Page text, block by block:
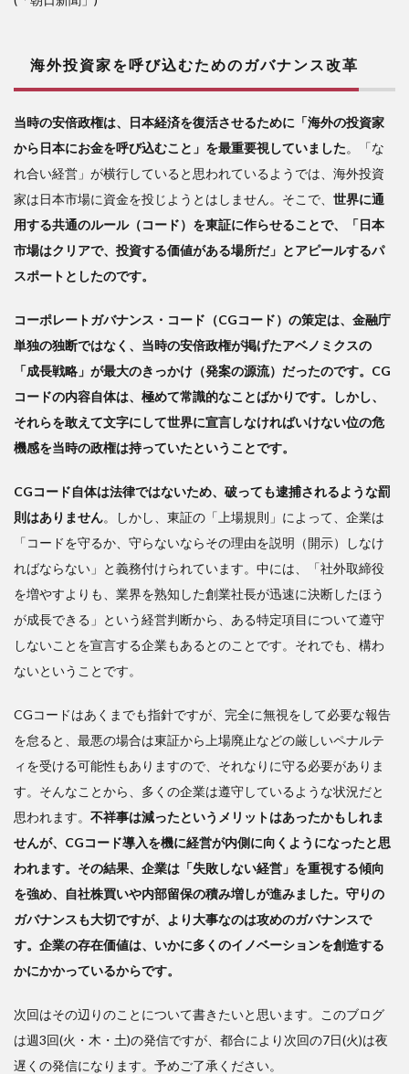
海外投資家を呼び込むためのガバナンス改革
当時の安倍政権は、日本経済を復活させるために「海外の投資家
から日本にお金を呼び込むこと」を最重要視していました。「な
れ合い経営」が横行していると思われているようでは、海外投資
家は日本市場に資金を投じようとはしません。そこで、 世界に通
用する共通のルール（コード）を東証に作らせることで、「日本
市場はクリアで、投資する価値がある場所だ」とアピールするパ
スポートとしたのです。
コーポレートガバナンス・コード（CGコード）の策定は、金融庁
単独の独断ではなく、当時の安倍政権が掲げたアベノミクスの
「成長戦略」が最大のきっかけ（発案の源流）だったのです。CG
コードの内容自体は、極めて常識的なことばかりです。しかし、
それらを敢えて文字にして世界に宣言しなければいけない位の危
機感を当時の政権は持っていたということです。
CGコード自体は法律ではないため、破っても逮捕されるような罰
則はありません。しかし、東証の「上場規則」によって、企業は
「コードを守るか、守らないならその理由を説明（開示）しなけ
ればならない」と義務付けられています。中には、「社外取締役
を増やすよりも、業界を熟知した創業社長が迅速に決断したほう
が成長できる」という経営判断から、ある特定項目について遵守
しないことを宣言する企業もあるとのことです。それでも、構わ
ないということです。
CGコードはあくまでも指針ですが、完全に無視をして必要な報告
を怠ると、最悪の場合は東証から上場廃止などの厳しいペナルテ
ィを受ける可能性もありますので、それなりに守る必要がありま
す。そんなことから、多くの企業は遵守しているような状況だと
思われます。 不祥事は減ったというメリットはあったかもしれま
せんが、CGコード導入を機に経営が内側に向くようになったと思
われます。その結果、企業は「失敗しない経営」を重視する傾向
を強め、自社株買いや内部留保の積み増しが進みました。守りの
ガバナンスも大切ですが、より大事なのは攻めのガバナンスで
す。企業の存在価値は、いかに多くのイノベーションを創造する
かにかかっているからです。
次回はその辺りのことについて書きたいと思います。このブログ
は週3回(火・木・土)の発信ですが、都合により次回の7日(火)は夜
遅くの発信になります。予めご了承ください。